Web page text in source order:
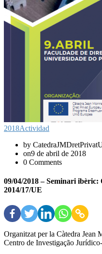
2018Actividad
by
on9 de abril de 2018
0 Comments
09/04/2018 – Seminari
2014/17/UE
Organitzat per la Càtedra Jean
Centro de Investigação